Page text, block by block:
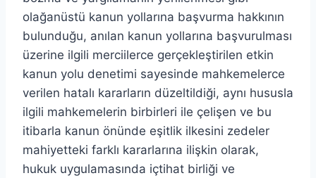
olağanüstü kanun yollarına başvurma hakkının
bulunduğu, anılan kanun yollarına başvurulması
üzerine ilgili merciilerce gerçekleştirilen etkin
kanun yolu denetimi sayesinde mahkemelerce
verilen hatalı kararların düzeltildiği, aynı hususla
ilgili mahkemelerin birbirleri ile çelişen ve bu
itibarla kanun önünde eşitlik ilkesini zedeler
mahiyetteki farklı kararlarına ilişkin olarak,
hukuk uygulamasında içtihat birliği ve